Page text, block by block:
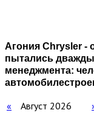
Агония Chrysler -
пытались
менеджмента:
« Август 2026